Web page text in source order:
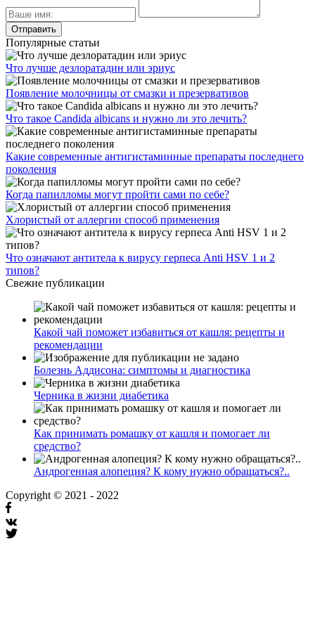
Популярные статьи
Что лучше дезлоратадин или эриус
Появление молочницы от смазки и презервативов
Что такое Candida albicans и нужно ли это лечить?
Какие современные антигистаминные препараты последнего
поколения
Когда папилломы могут пройти сами по себе?
Хлористый от аллергии способ применения
Что означают антитела к вирусу герпеса Anti HSV 1 и 2
типов?
Свежие публикации
Какой чай поможет избавиться от кашля: рецепты и
рекомендации
Болезнь Аддисона: симптомы и диагностика
Черника в жизни диабетика
Как принимать ромашку от кашля и помогает ли
средство?
Андрогенная алопеция? К кому нужно обращаться?..
Copyright © 2021 - 2022